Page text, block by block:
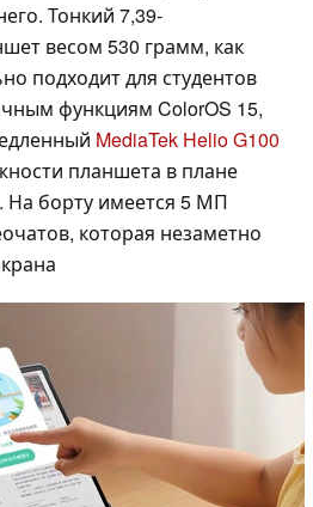
Тонкий 7,39-
весом 530 грамм, как
подходит для студентов
функциям ColorOS 15,
MediaTek Helio G100
планшета в плане
На борту имеется 5 МП
которая незаметно